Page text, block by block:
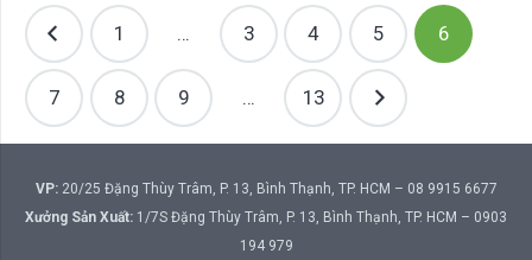
Phân
trang
bài
viết
1 … 3 4 5 6
7 8 9 … 13
VP:20/25 Đặng Thùy Trâm, P. 13, Bình Thạnh, TP. HCM – 08 9915 6677
Xưởng Sản Xuất: 1/7S Đặng Thùy Trâm, P. 13, Bình Thạnh, TP. HCM – 0903
194 979